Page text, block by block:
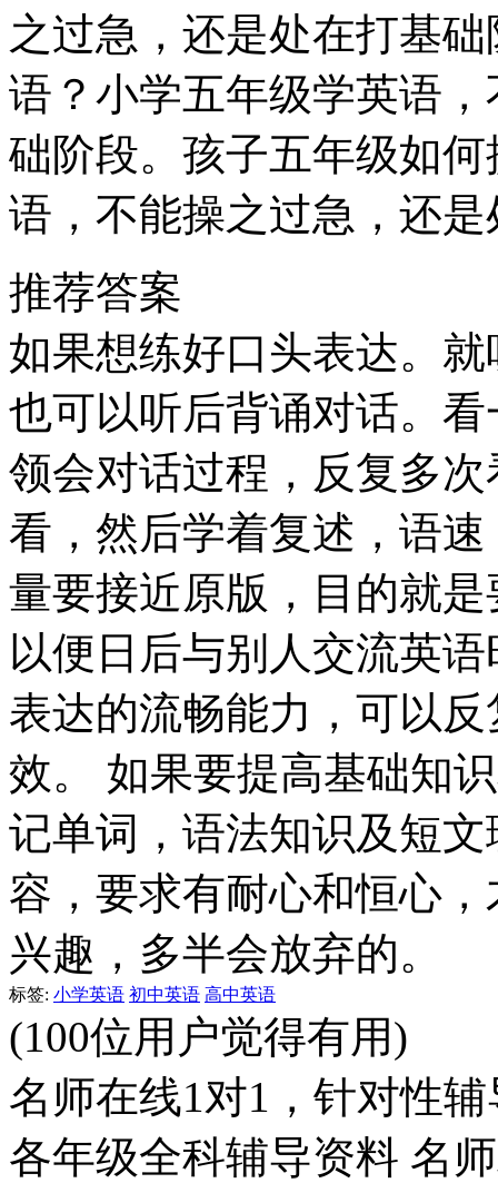
之过急，还是处在打基
语？小学五年级学英语
础阶段。孩子五年级如
语，不能操之过急，还
推荐答案
如果想练好口头表达。
也可以听后背诵对话。
领会对话过程，反复多
看，然后学着复述，语
量要接近原版，目的就
以便日后与别人交流英
表达的流畅能力，可以
效。 如果要提高基础知
记单词，语法知识及短
容，要求有耐心和恒心
兴趣，多半会放弃的。
标签: 小学英语 初中英语 高中英语
(100位用户觉得有用)
名师在线1对1，针对性
各年级全科辅导资料 名